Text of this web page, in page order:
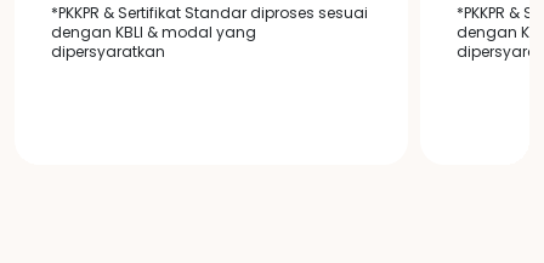
*PKKPR & Sertifikat Standar diproses sesuai
dengan KBLI & modal yang
dipersyaratkan
*PKKPR &
dengan